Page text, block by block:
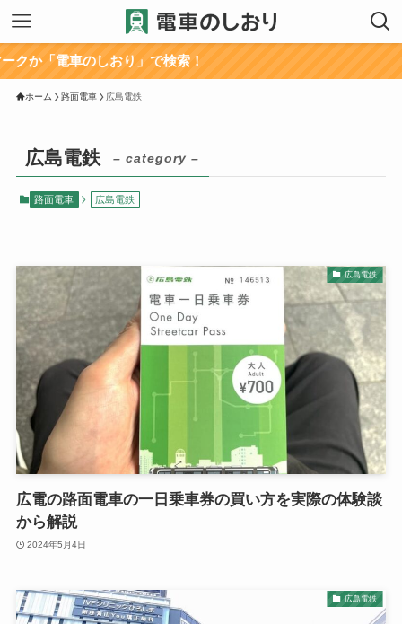
電車のしおり」で検索！
ホーム 路面電車 広島電鉄
広島電鉄 – category –
路面電車 広島電鉄
広島電鉄
広電の路面電車の一日乗車券の買い方を実際の体験談
から解説
2024年5月4日
広島電鉄